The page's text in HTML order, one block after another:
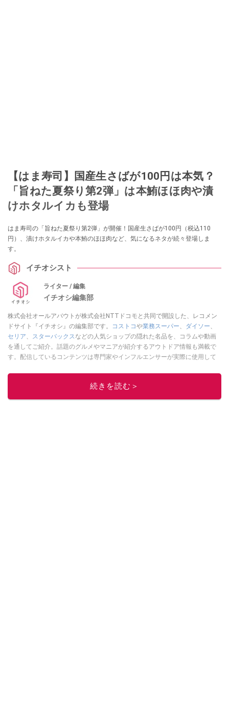
【はま寿司】国産生さばが100円は本気？
「旨ねた夏祭り第2弾」は本鮪ほほ肉や漬
けホタルイカも登場
はま寿司の「旨ねた夏祭り第2弾」が開催！国産生さばが100円（税込110
円）、漬けホタルイカや本鮪のほほ肉など、気になるネタが続々登場しま
す。
イチオシスト
ライター / 編集
イチオシ編集部
株式会社オールアバウトが株式会社NTTドコモと共同で開設した、レコメン
ドサイト『イチオシ』の編集部です。
コストコや業務スーパー ダイソー
セリア
スターバックス などの人気ショップの隠れた名品を、コラムや動画
を通してご紹介。話題のグルメやマニアが紹介するアウトドア情報も満載で
す。配信しているコンテンツは専門家やインフルエンサーが実際に使用して
ニュースでフォロー
続きを読む＞